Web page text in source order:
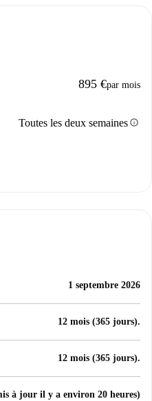
895 €par mois
Toutes les deux semainesinfo
1 septembre 2026
12 mois (365 jours).
12 mois (365 jours).
à jour il y a environ 20 heures)